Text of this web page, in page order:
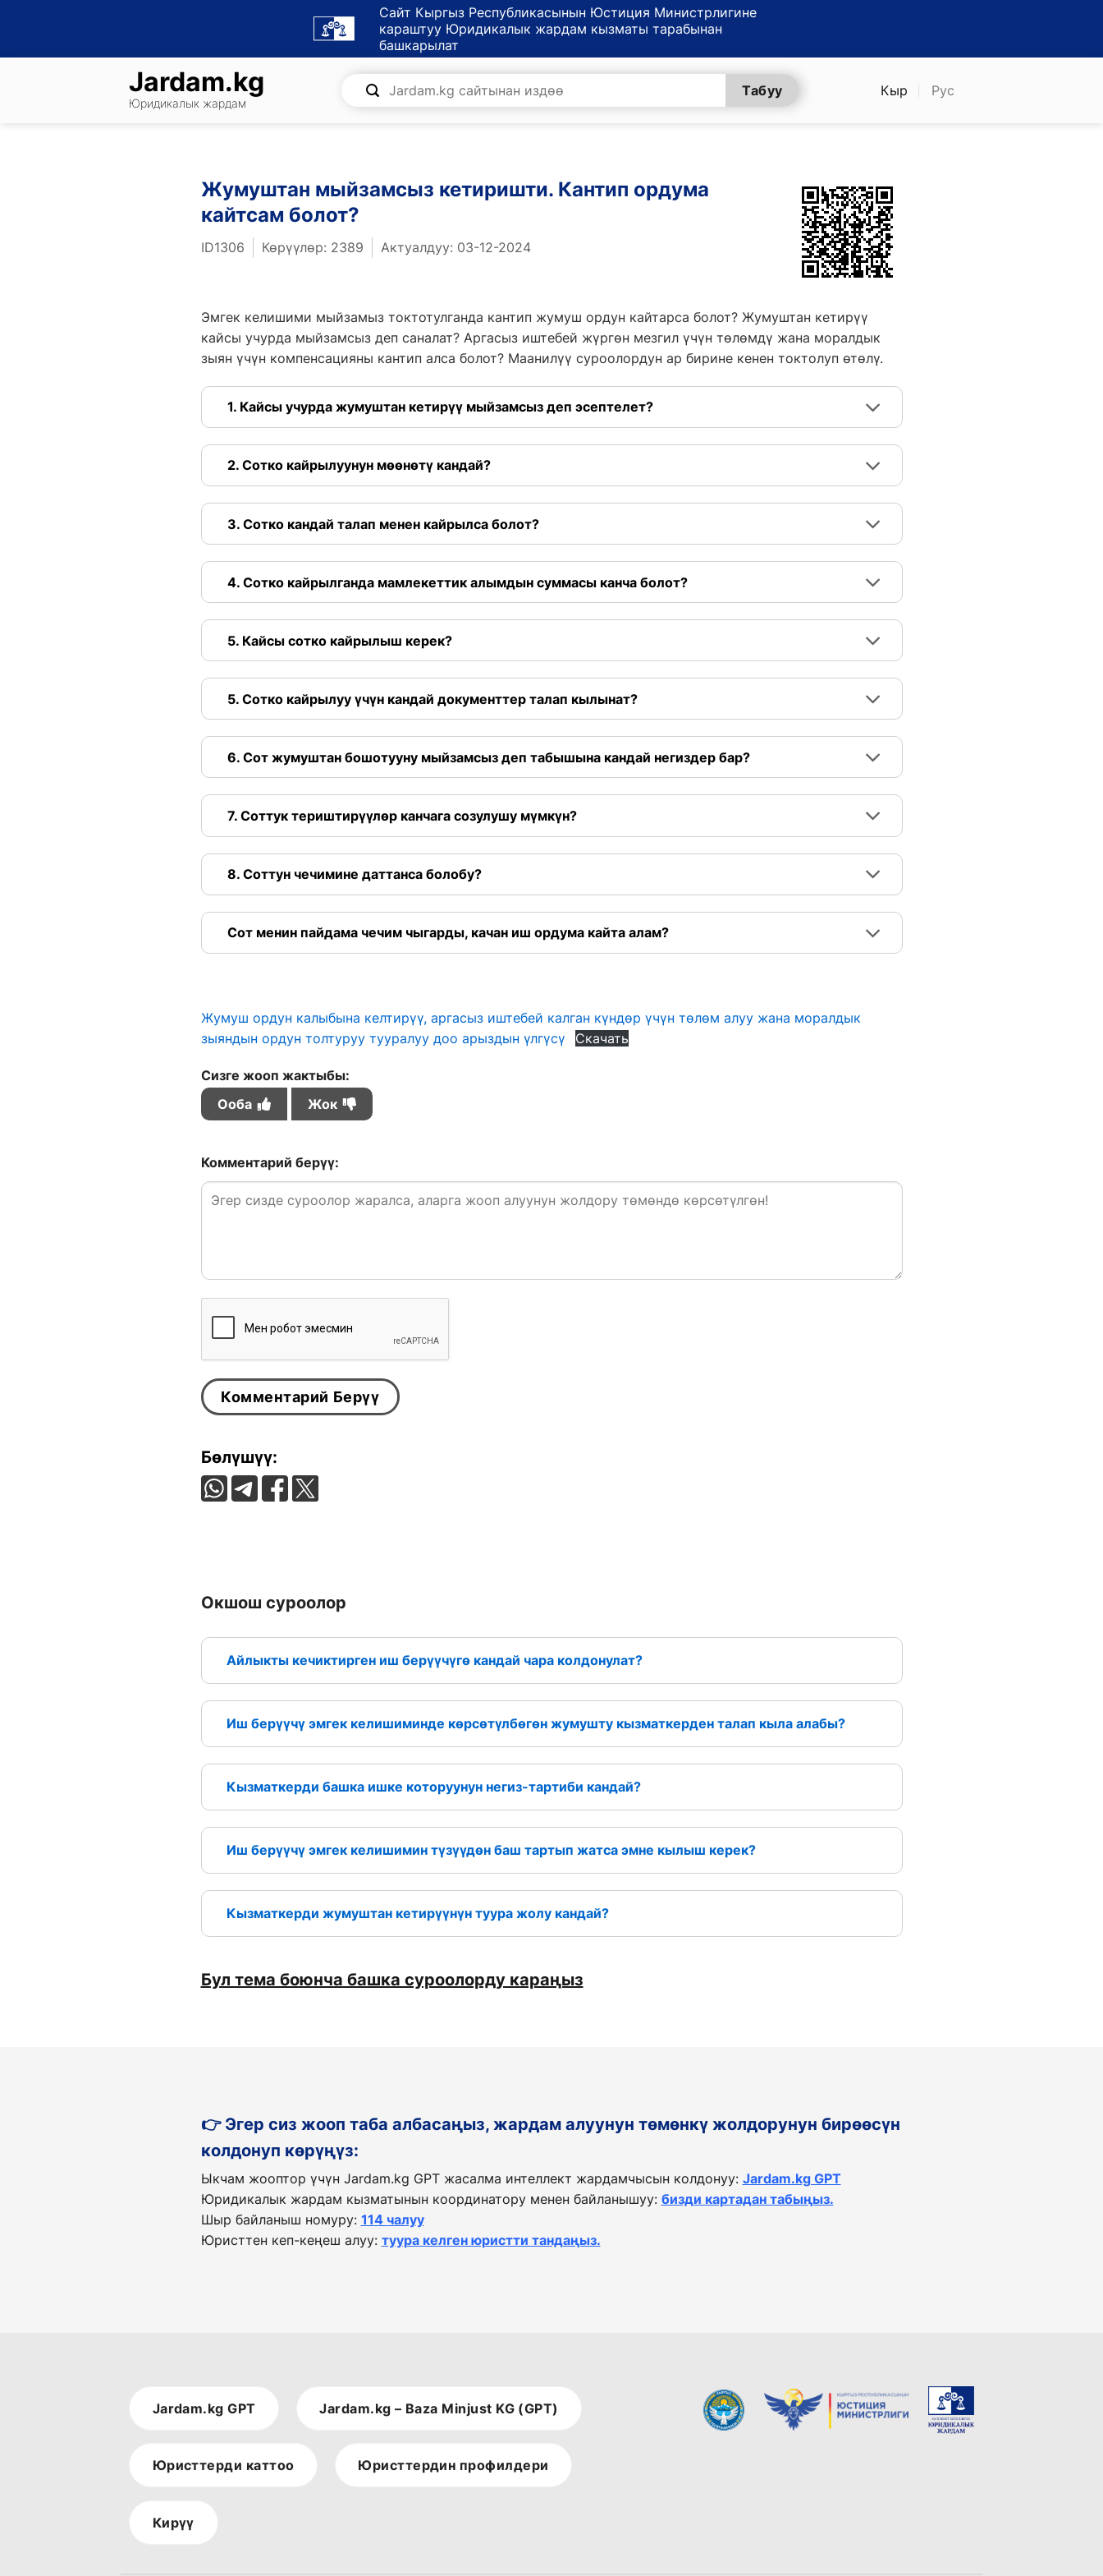
Сайт Кыргыз Республикасынын Юстиция Министрлигине
караштуу Юридикалык жардам кызматы тарабынан
башкарылат
Jardam.kg
Юридикалык жардам
Табуу Кыр Рус
Жумуштан мыйзамсыз кетиришти. Кантип ордума
кайтсам болот?
ID1306 Көрүүлөр: 2389 Актуалдуу: 03-12-2024
Эмгек келишими мыйзамыз токтотулганда кантип жумуш ордун кайтарса болот? Жумуштан кетирүү
кайсы учурда мыйзамсыз деп саналат? Аргасыз иштебей жүргөн мезгил үчүн төлөмдү жана моралдык
зыян үчүн компенсацияны кантип алса болот? Маанилүү суроолордун ар бирине кенен токтолуп өтөлү.
1. Кайсы учурда жумуштан кетирүү мыйзамсыз деп эсептелет?
2. Сотко кайрылуунун мөөнөтү кандай?
3. Сотко кандай талап менен кайрылса болот?
4. Сотко кайрылганда мамлекеттик алымдын суммасы канча болот?
5. Кайсы сотко кайрылыш керек?
5. Сотко кайрылуу үчүн кандай документтер талап кылынат?
6. Сот жумуштан бошотууну мыйзамсыз деп табышына кандай негиздер бар?
7. Соттук териштирүүлөр канчага созулушу мүмкүн?
8. Соттун чечимине даттанса болобу?
Сот менин пайдама чечим чыгарды, качан иш ордума кайта алам?
Жумуш ордун калыбына келтирүү, аргасыз иштебей калган күндөр үчүн төлөм алуу жана моралдык
зыяндын ордун толтуруу тууралуу доо арыздын үлгүсү
Скачать
Сизге жооп жактыбы:
Ооба
Жок
Комментарий берүү:
Бөлүшүү:
Окшош суроолор
Айлыкты кечиктирген иш берүүчүгө кандай чара колдонулат?
Иш берүүчү эмгек келишиминде көрсөтүлбөгөн жумушту кызматкерден талап кыла алабы?
Кызматкерди башка ишке которуунун негиз-тартиби кандай?
Иш берүүчү эмгек келишимин түзүүдөн баш тартып жатса эмне кылыш керек?
Кызматкерди жумуштан кетирүүнүн туура жолу кандай?
Бул тема боюнча башка суроолорду караңыз
👉 Эгер сиз жооп таба албасаңыз, жардам алуунун төмөнкү жолдорунун бирөөсүн
колдонуп көрүңүз:
Ыкчам жооптор үчүн Jardam.kg GPT жасалма интеллект жардамчысын колдонуу: Jardam.kg GPT
Юридикалык жардам кызматынын координатору менен байланышуу: бизди картадан табыңыз.
Шыр байланыш номуру: 114 чалуу
Юристтен кеп-кеңеш алуу: туура келген юристти тандаңыз.
Jardam.kg GPT Jardam.kg – Baza Minjust KG (GPT)
Юристтерди каттоо Юристтердин профилдери
Кирүү